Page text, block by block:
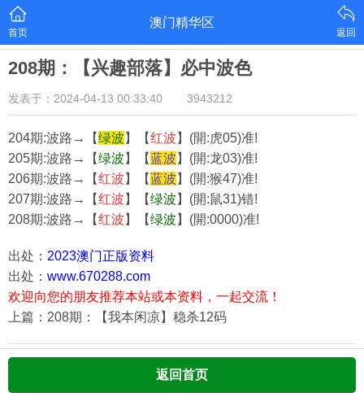
首页
澳门精华区
返回
208期：【兴趣部落】必中波色
发表于：2024-04-13 00:33:40 3943212
204期:波路→【绿波 】【红波 】(開:虎05)准!
205期:波路→【绿波 】【蓝波 】(開:龙03)准!
206期:波路→【红波 】【蓝波 】(開:猴47)准!
207期:波路→【红波 】【绿波 】(開:鼠31)错!
208期:波路→【红波 】【绿波 】(開:0000)准!
出处： 2023澳门正版资料
出处： www.670288.com
欢迎向您的朋友推荐本站或本资料，一起交流！
上篇：208期：【我本闲凉】稳杀12码
返回首页